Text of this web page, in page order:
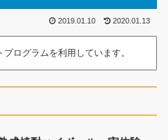
2019.01.10 2020.01.13
ログラムを利用しています。